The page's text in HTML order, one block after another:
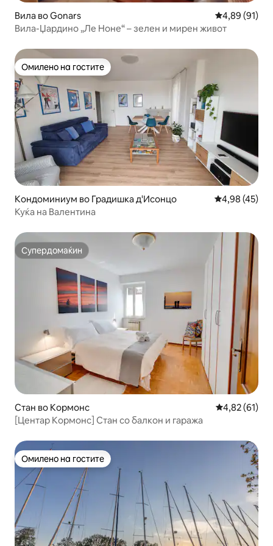
Вила во Gonars Просечна
4,89 (91)
Вила-Џардино „Ле Ноне“ – зелен и мирен живот
Омилено на гостите
Омилено на гостите
Кондоминиум во Градишка д'Исонцо Просечна
4,98 (45)
Куќа на Валентина
Супердомаќин
Супердомаќин
Стан во Кормонс Просечна
4,82 (61)
[Центар Кормонс] Стан со балкон и гаража
Омилено на гостите
Омилено на гостите